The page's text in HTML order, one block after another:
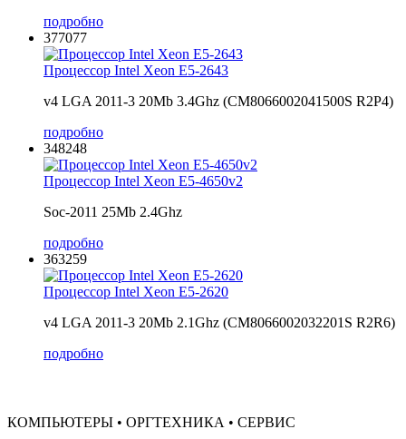
подробно
377077
Процессор Intel Xeon E5-2643
v4 LGA 2011-3 20Mb 3.4Ghz (CM8066002041500S R2P4)
подробно
348248
Процессор Intel Xeon E5-4650v2
Soc-2011 25Mb 2.4Ghz
подробно
363259
Процессор Intel Xeon E5-2620
v4 LGA 2011-3 20Mb 2.1Ghz (CM8066002032201S R2R6)
подробно
КОМПЬЮТЕРЫ • ОРГТЕХНИКА • СЕРВИС